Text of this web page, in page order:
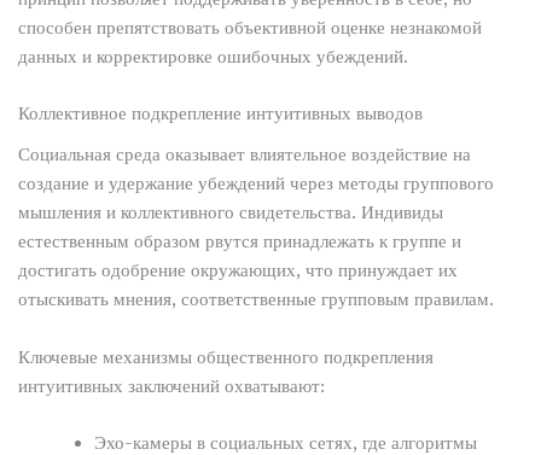
способен препятствовать объективной оценке незнакомой
данных и корректировке ошибочных убеждений.
Коллективное подкрепление интуитивных выводов
Социальная среда оказывает влиятельное воздействие на
создание и удержание убеждений через методы группового
мышления и коллективного свидетельства. Индивиды
естественным образом рвутся принадлежать к группе и
достигать одобрение окружающих, что принуждает их
отыскивать мнения, соответственные групповым правилам.
Ключевые механизмы общественного подкрепления
интуитивных заключений охватывают:
Эхо-камеры в социальных сетях, где алгоритмы